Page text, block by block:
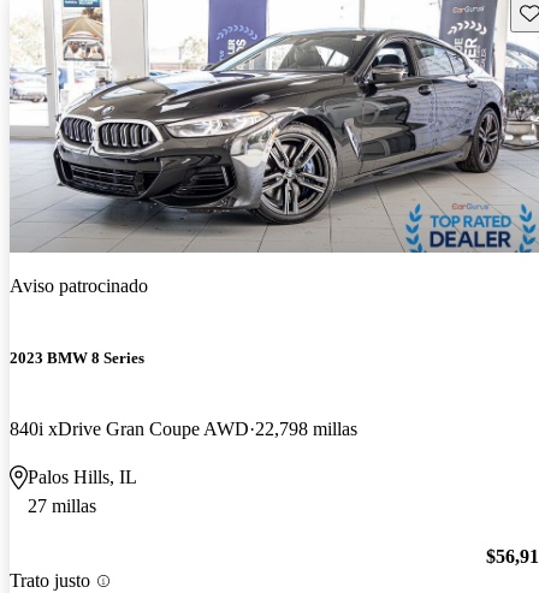
Aviso patrocinado
2023 BMW 8 Series
840i xDrive Gran Coupe AWD 22,798 millas
Palos Hills, IL
27 millas
Trato justo